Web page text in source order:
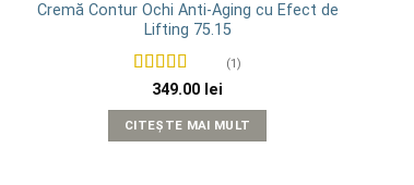
Cremă Contur Ochi Anti-Aging cu Efect de
Lifting 75.15
Evaluat la5
(1)
349.00 lei
CITEȘTE MAI MULT